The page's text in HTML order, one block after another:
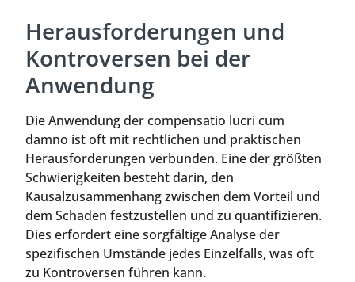
Herausforderungen und
Kontroversen bei der
Anwendung
Die Anwendung der compensatio lucri cum
damno ist oft mit rechtlichen und praktischen
Herausforderungen verbunden. Eine der größten
Schwierigkeiten besteht darin, den
Kausalzusammenhang zwischen dem Vorteil und
dem Schaden festzustellen und zu quantifizieren.
Dies erfordert eine sorgfältige Analyse der
spezifischen Umstände jedes Einzelfalls, was oft
zu Kontroversen führen kann.